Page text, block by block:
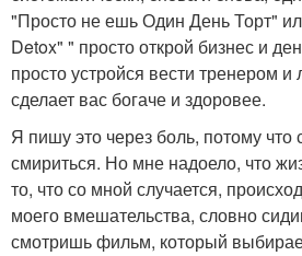
"Просто не ешь Один День Торт"
Detox" " просто открой бизнес и
просто устройся вести тренером
сделает вас богаче и здоровее.
Я пишу это через боль, потому что
смириться. Но мне надоело, что
то, что со мной случается,
моего вмешательства, словно
смотришь фильм, который